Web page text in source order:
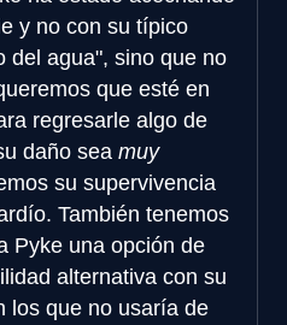
y no con su típico
del agua", sino que no
que esté en
regresarle algo de
daño sea muy
su supervivencia
También tenemos
Pyke una opción de
alternativa con su
los que no usaría de